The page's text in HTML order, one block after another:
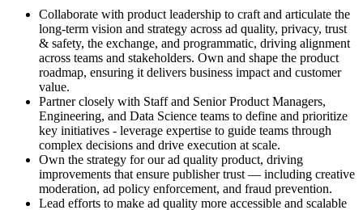
Collaborate with product leadership to craft and articulate the
long-term vision and strategy across ad quality, privacy, trust
& safety, the exchange, and programmatic, driving alignment
across teams and stakeholders. Own and shape the product
roadmap, ensuring it delivers business impact and customer
value.
Partner closely with Staff and Senior Product Managers,
Engineering, and Data Science teams to define and prioritize
key initiatives - leverage expertise to guide teams through
complex decisions and drive execution at scale.
Own the strategy for our ad quality product, driving
improvements that ensure publisher trust — including creative
moderation, ad policy enforcement, and fraud prevention.
Lead efforts to make ad quality more accessible and scalable